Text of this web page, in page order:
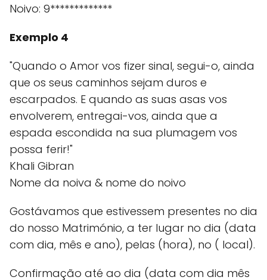
Noivo: 9*************
Exemplo 4
"Quando o Amor vos fizer sinal, segui-o, ainda
que os seus caminhos sejam duros e
escarpados. E quando as suas asas vos
envolverem, entregai-vos, ainda que a
espada escondida na sua plumagem vos
possa ferir!"
Khali Gibran
Nome da noiva & nome do noivo
Gostávamos que estivessem presentes no dia
do nosso Matrimónio, a ter lugar no dia (data
com dia, mês e ano), pelas (hora), no ( local).
Confirmação até ao dia (data com dia mês